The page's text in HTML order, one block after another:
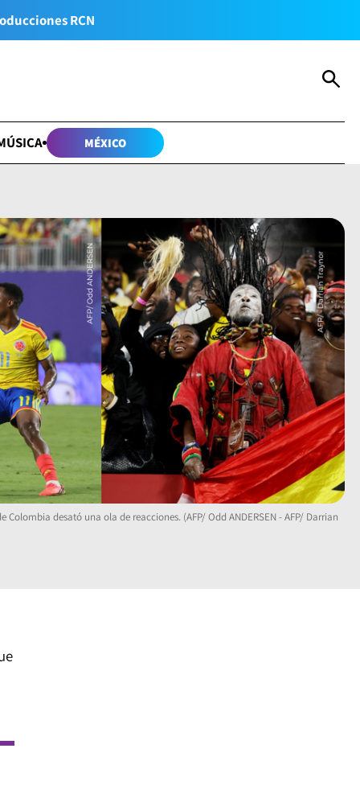
RCN
MÉXICO
Colombia desató una ola de reacciones. (AFP/ Odd ANDERSEN - AFP/ Darrian